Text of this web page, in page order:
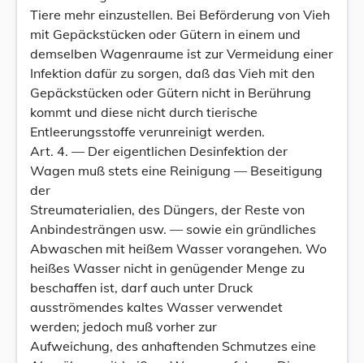
Tiere mehr einzustellen. Bei Beförderung von Vieh
mit Gepäckstücken oder Gütern in einem und
demselben Wagenraume ist zur Vermeidung einer
Infektion dafür zu sorgen, daß das Vieh mit den
Gepäckstücken oder Gütern nicht in Berührung
kommt und diese nicht durch tierische
Entleerungsstoffe verunreinigt werden.
Art. 4. — Der eigentlichen Desinfektion der
Wagen muß stets eine Reinigung — Beseitigung
der
Streumaterialien, des Düngers, der Reste von
Anbindesträngen usw. — sowie ein gründliches
Abwaschen mit heißem Wasser vorangehen. Wo
heißes Wasser nicht in genügender Menge zu
beschaffen ist, darf auch unter Druck
ausströmendes kaltes Wasser verwendet
werden; jedoch muß vorher zur
Aufweichung, des anhaftenden Schmutzes eine